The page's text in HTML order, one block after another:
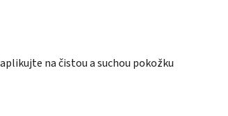
na čistou a suchou pokožku